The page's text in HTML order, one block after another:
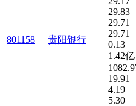
801158 贵阳银行
29.83
29.71
29.71
0.13
1.42亿
19.91
4.19
5.30